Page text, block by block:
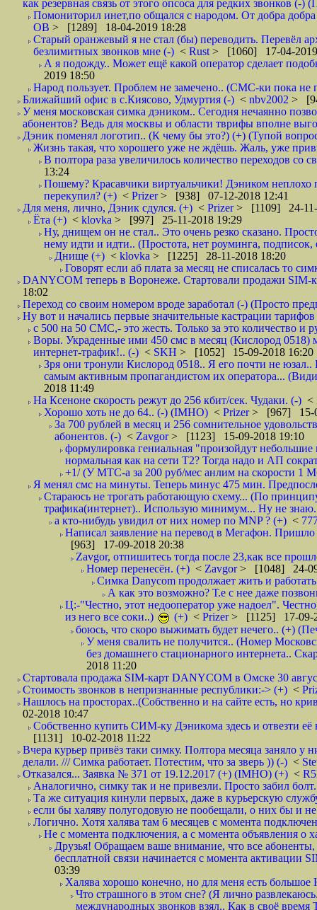
как резервная связь от этого опсоса для редких звонков (-)
Помониторил инет,по общался с народом. От добра
ОВ > [1289] 18-04-2019 18:28
Старый оранжевый я не стал (бы) переводить. Перевёл
безлимитных звонков мне (-) < Rust > [1060] 17-04-
А я подожду.. Может ещё какой оператор сделает
2019 18:50
Народ пользует. Проблем не замечено.. (СМС-ки пока
Ближайший офис в с.Киясово, Удмуртия (-) < nbv2002 >
У меня московская симка дэником.. Сегодня нечаянно
абонентов? Ведь для москвы и области тврифы вполне
Дэник поменял логотип.. (К чему бы это?) (+) (Тупой
Жизнь такая, что хорошего уже не ждёшь. Жаль, уже
В полтора раза увеличилось количество переходов
13:24
Пошему? Красавчики виртуальчики! Дэником
перекупил? (+) < Prizer> [938] 07-12-2018 12:41
Для меня, лично, Дэник сдулся. (+) < Prizer> [1109] 24-11-
Ёта (+) < klovka > [997] 25-11-2018 19:29
Ну, днищем он не стал.. Это очень резко сказано.
нему идти и идти.. (Простота, нет роуминга,
Днище (+) < klovka > [1225] 28-11-2018 18:20
Говорят если аб плата за месяц не списалась то
DANYCOM теперь в Воронеже. Стартовали продажи SIM-
18:02
Переход со своим номером вроде заработал (-) (Просто
Ну вот и начались первые значительные кастрации
с 500 на 50 СМС,- это жесть. Только за это количество и
Воры. Украденные ими 450 смс в месяц (Кислород 0518)
интернет-трафик!.. (-) < SKH > [1052] 15-09-2018 16:20
Зря они тронули Кислород 0518.. Я его почти не
самым активным пропагандистом их оператора...
2018 11:49
На Ксеноне скорость режут до 256 кбит/сек. Чудаки. (-) <
Хорошо хоть не до 64.. (-) (IMHO) < Prizer> [967] 15-
За 700 рублей в месяц и 256 сомнительное
абонентов. (-) < Zavgor> [1123] 15-09-2018 19:10
формулировка гениальная "произойдут небольшие
нормальная как на сети Т2? Тогда надо и АП
+1/ (У МТС-а за 200 руб/мес анлим на скорости 1
Я менял смс на минуты. Теперь минус 475 мин.
Стараюсь не трогать работающую схему... (По
трафика(интернет).. Использую минимум... Ну не
а кто-нибудь увидил от них номер по MNP ? (+) <
Написал заявление на перевод в Мегафон.
[963] 17-09-2018 20:38
Zavgor, отпишитесь тогда после 23,как все
Номер перенесён. (+) < Zavgor> [1048] 24-
Симка Danycom продолжает жить и
А как это возможно? Т.е с нее даже
Ц:-"Честно, этот недооператор уже надоел".
из него все соки..)
(+) < Prizer> [1125] 17-09-
боюсь, что скоро выжимать будет нечего.. (+)
У меня свалить не получится.. (Номер
без домашнего стационарного интернета..
2018 11:20
Стартовала продажа SIM-карт DANYCOM в Омске 30
Стоимость звонков в непризнанные республики:-> (+) <
Нашлось на просторах..(Собственно и на сайте есть, но
02-2018 10:47
Собственно купить СИМ-ку Дэникома здесь и отвезти
[1131] 10-02-2018 11:22
Вчера курьер привёз таки симку. Полтора месяца заняло
делали. /// Симка работает. Потестим, что за зверь )) (-) <
Отказался... Заявка № 371 от 19.12.2017 (+) (IMHO) (+) <
Аналогично, симку так и не привезли. Просто забил
Та же ситуация кинули первых, даже в курьерскую
если бы халяву полугодовую не пообещали, о них бы и
Логично. Хотя халява там 6 месяцев с момента
Не с момента подключения, а с момента объявления о
Друзья! Обращаем ваше внимание, что все
бесплатной связи начинается с момента
03:39
Халява хорошо конечно, но для меня есть
Что страшного в этом сне? (Я лично
международных звонков взял.. Как в своё